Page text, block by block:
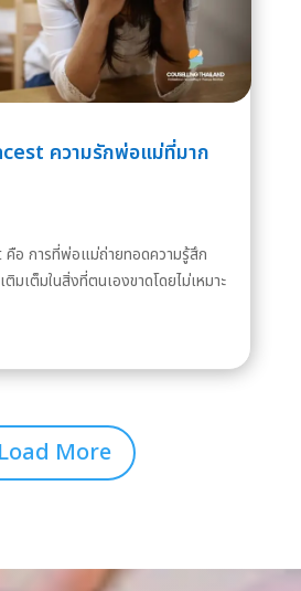
ความรักพ่อแม่ที่มาก
อ การที่พ่อแม่ถ่ายทอดความรู้สึก
มเต็มในสิ่งที่ตนเองขาดโดยไม่เหมาะ
Load More